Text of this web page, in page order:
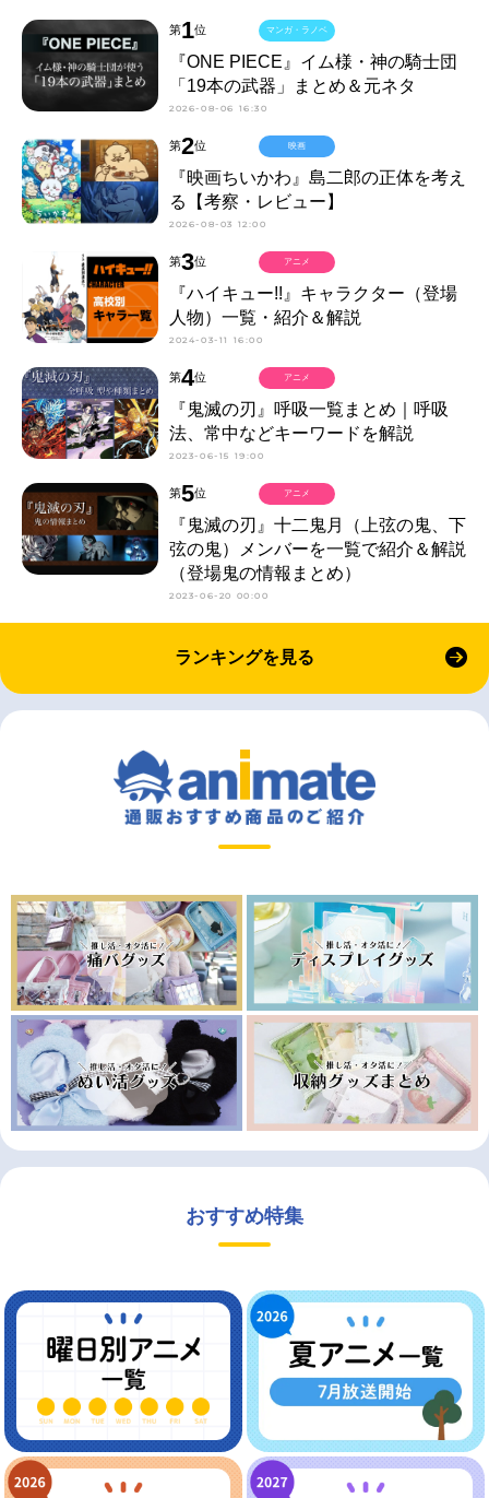
第1位
『ONE PIECE』イム様・神の騎士団
「19本の武器」まとめ＆元ネタ
2026-08-06 16:30
マンガ・ラノベ
第2位
『映画ちいかわ』島二郎の正体を考え
る【考察・レビュー】
2026-08-03 12:00
映画
第3位
『ハイキュー!!』キャラクター（登場
人物）一覧・紹介＆解説
2024-03-11 16:00
アニメ
第4位
『鬼滅の刃』呼吸一覧まとめ｜呼吸
法、常中などキーワードを解説
2023-06-15 19:00
アニメ
第5位
『鬼滅の刃』十二鬼月（上弦の鬼、下
弦の鬼）メンバーを一覧で紹介＆解説
（登場鬼の情報まとめ）
2023-06-20 00:00
アニメ
ランキングを見る
おすすめ特集